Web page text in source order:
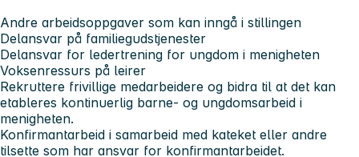
Andre arbeidsoppgaver som kan inngå i stillingen
Delansvar på familiegudstjenester
Delansvar for ledertrening for ungdom i menigheten
Voksenressurs på leirer
Rekruttere frivillige medarbeidere og bidra til at det kan
etableres kontinuerlig barne- og ungdomsarbeid i
menigheten.
Konfirmantarbeid i samarbeid med kateket eller andre
tilsette som har ansvar for konfirmantarbeidet.